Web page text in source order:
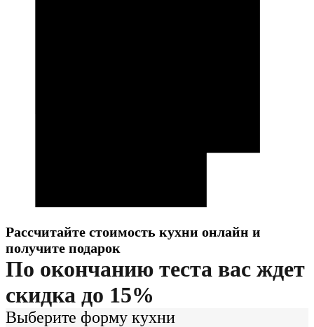
Рассчитайте стоимость кухни онлайн и
получите подарок
По окончанию теста вас ждет
скидка до 15%
Выберите форму кухни